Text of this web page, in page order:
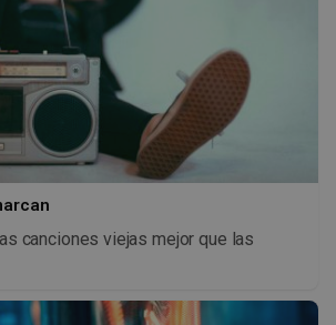
canciones viejas mejor que las